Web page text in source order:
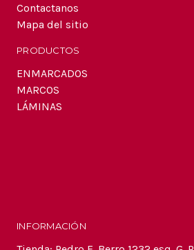
Contactanos
Mapa del sitio
PRODUCTOS
ENMARCADOS
MARCOS
LÁMINAS
INFORMACIÓN